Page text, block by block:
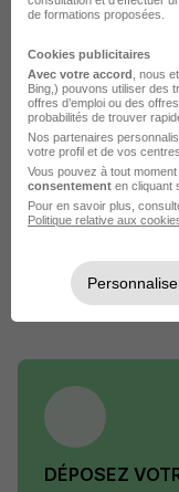
Élargissez votre
chezEDF
Entreprise EDF
Entreprise
DÉPOSEZ
de formations proposées.
Cookies publicitaires
Avec votre accord , nous
Bing,) pouvons utiliser des
offres d’emploi ou des
probabilités de trouver
Nos partenaires
votre profil et de vos centres
Vous pouvez à tout moment
consentement en cliquant
Pour en savoir plus,
Politique relative aux